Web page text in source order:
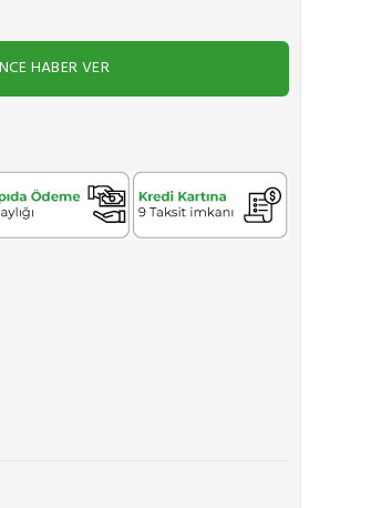
HABER VER